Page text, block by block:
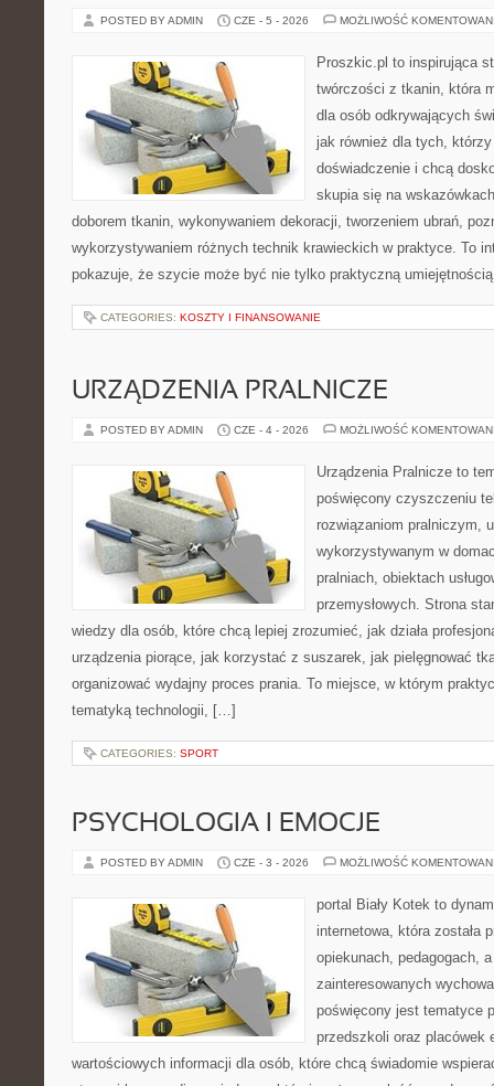
POSTED BY ADMIN CZE - 5 - 2026 MOŻLIWOŚĆ
Proszkic.pl to inspirująca
twórczości z tkanin, która
dla osób odkrywających
jak również dla tych,
doświadczenie i chcą
skupia się na
doborem tkanin, wykonywaniem dekoracji, tworzeniem ubrań,
wykorzystywaniem różnych technik krawieckich w praktyce. To
pokazuje, że szycie może być nie tylko praktyczną
CATEGORIES: KOSZTY I FINANSOWANIE
URZĄDZENIA PRALNICZE
POSTED BY ADMIN CZE - 4 - 2026 MOŻLIWOŚĆ
Urządzenia Pralnicze to
poświęcony czyszczeniu
rozwiązaniom pralniczym,
wykorzystywanym w
pralniach, obiektach
przemysłowych. Strona
wiedzy dla osób, które chcą lepiej zrozumieć, jak działa
urządzenia piorące, jak korzystać z suszarek, jak pielęgnować
organizować wydajny proces prania. To miejsce, w którym
tematyką technologii, […]
CATEGORIES: SPORT
PSYCHOLOGIA I EMOCJE
POSTED BY ADMIN CZE - 3 - 2026 MOŻLIWOŚĆ
portal Biały Kotek to
internetowa, która została
opiekunach, pedagogach,
zainteresowanych
poświęcony jest tematyce
przedszkoli oraz placówek
wartościowych informacji dla osób, które chcą świadomie